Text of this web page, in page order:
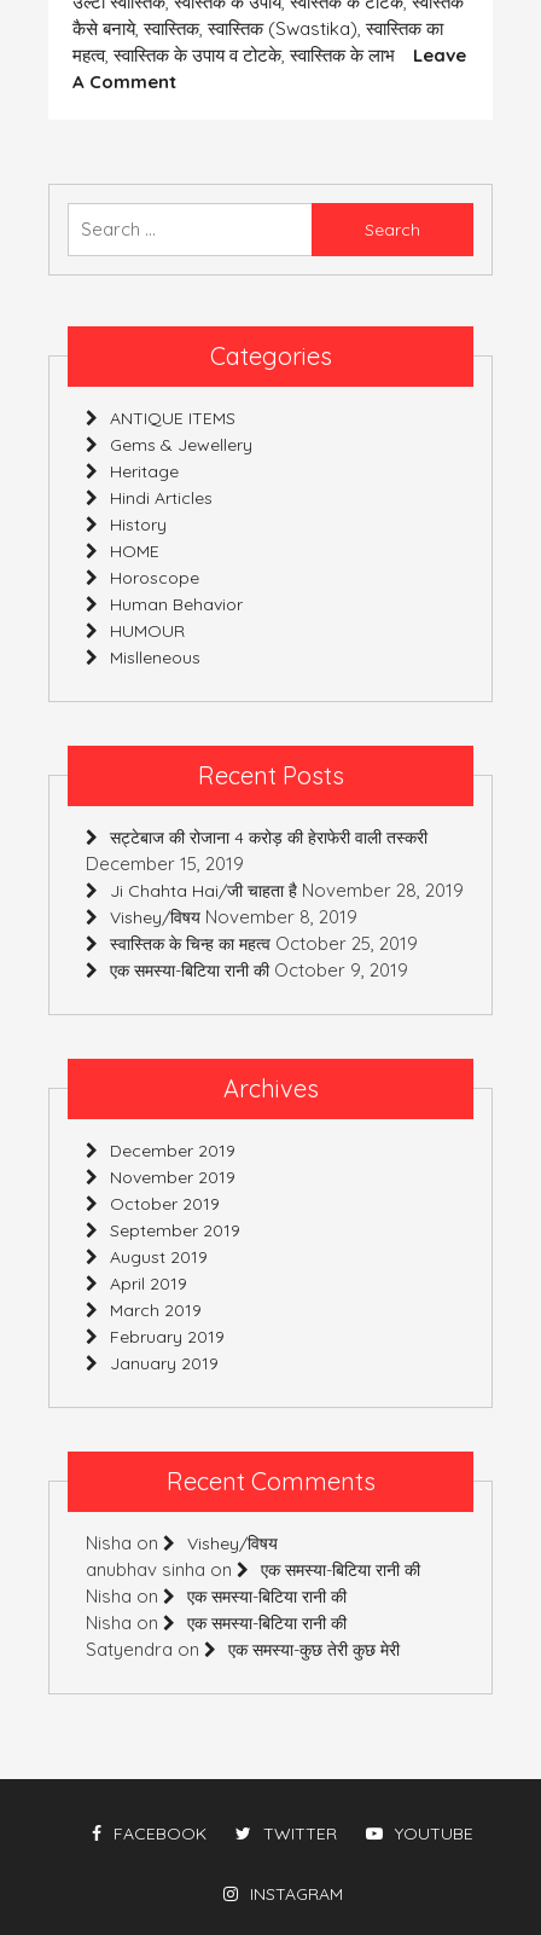
कैसे बनाये,स्वास्तिक,स्वास्तिक (swastika),स्वास्तिक का
महत्व,स्वास्तिक के उपाय व टोटके,स्वास्तिक के लाभ
Leave
A CommentOn
का
Categories
ANTIQUE ITEMS
Gems & Jewellery
Heritage
Hindi Articles
History
HOME
Horoscope
Human Behavior
HUMOUR
Mislleneous
Recent Posts
सट्टेबाज की रोजाना 4 करोड़ की हेराफेरी वाली तस्करी
December 15, 2019
Ji Chahta Hai/जी चाहता है November 28, 2019
Vishey/विषय November 8, 2019
स्वास्तिक के चिन्ह का महत्व October 25, 2019
एक समस्या-बिटिया रानी की October 9, 2019
Archives
December 2019
November 2019
October 2019
September 2019
August 2019
April 2019
March 2019
February 2019
January 2019
Recent Comments
Nisha on Vishey/विषय
anubhav sinha on एक समस्या-बिटिया रानी की
Nisha on एक समस्या-बिटिया रानी की
Nisha on एक समस्या-बिटिया रानी की
Satyendra on एक समस्या-कुछ तेरी कुछ मेरी
FACEBOOK TWITTER YOUTUBE
INSTAGRAM